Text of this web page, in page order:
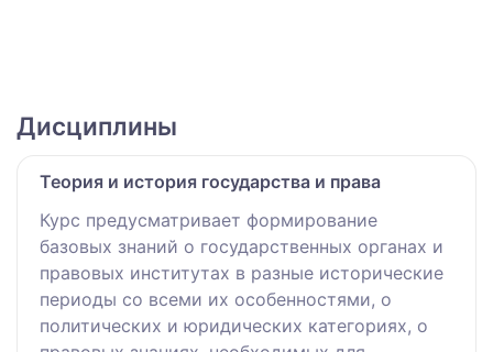
Дисциплины
Теория и история государства и права
Курс предусматривает формирование
базовых знаний о государственных органах и
правовых институтах в разные исторические
периоды со всеми их особенностями, о
политических и юридических категориях, о